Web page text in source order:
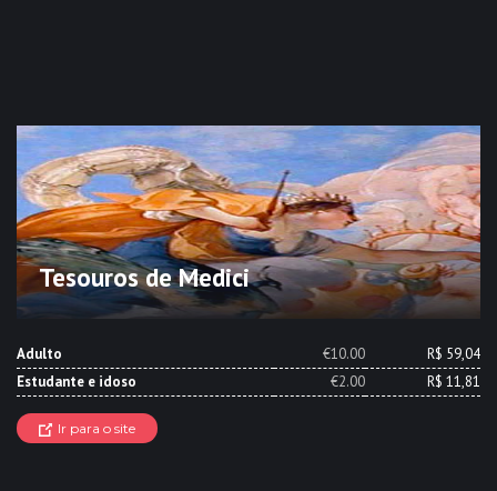
Tesouros de Medici
Adulto €10.00
R$ 59,04
Estudante e idoso
€2.00 R$ 11,81
Ir para o site